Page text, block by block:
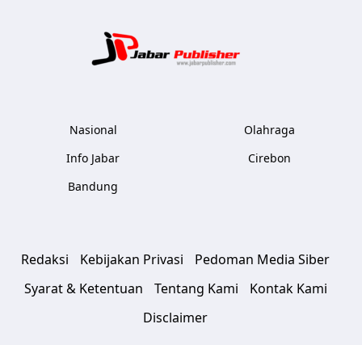
Nasional
Info Jabar
Bandung
Olahraga
Cirebon
Redaksi Kebijakan Privasi
Pedoman Media Siber
Syarat & Ketentuan
Tentang Kami
Kontak Kami
Disclaimer